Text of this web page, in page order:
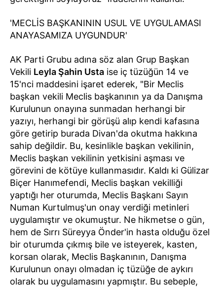
'MECLİS BAŞKANININ USUL VE UYGULAMASI
ANAYASAMIZA UYGUNDUR'
AK Parti Grubu adına söz alan Grup Başkan
Vekili Leyla Şahin Usta ise iç tüzüğün 14 ve
15'nci maddesini işaret ederek, "Bir Meclis
başkan vekili Meclis başkanının ya da Danışma
Kurulunun onayına sunmadan herhangi bir
yazıyı, herhangi bir görüşü alıp kendi kafasına
göre getirip burada Divan'da okutma hakkına
sahip değildir. Bu, kesinlikle başkan vekilinin,
Meclis başkan vekilinin yetkisini aşması ve
görevini de kötüye kullanmasıdır. Kaldı ki Gülizar
Biçer Hanımefendi, Meclis başkan vekilliği
yaptığı her oturumda, Meclis Başkanı Sayın
Numan Kurtulmuş'un onay verdiği metinleri
uygulamıştır ve okumuştur. Ne hikmetse o gün,
hem de Sırrı Süreyya Önder'in hasta olduğu özel
bir oturumda çıkmış bile ve isteyerek, kasten,
korsan olarak, Meclis Başkanının, Danışma
Kurulunun onayı olmadan iç tüzüğe de aykırı
olarak bu uygulamasını yapmıştır. Bu sebeple,